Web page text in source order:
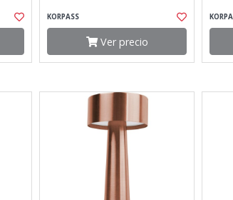
KORPASS
Ver precio